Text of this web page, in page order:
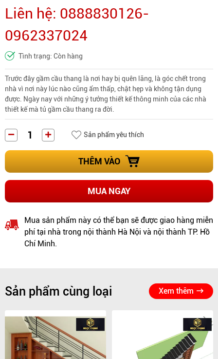
Liên hệ: 0888830126-
0962337024
Tình trạng: Còn hàng
Trước đây gầm cầu thang là nơi hay bị quên lãng, là góc chết trong
nhà vì nơi này lúc nào cũng ẩm thấp, chật hẹp và không tận dụng
được. Ngày nay với những ý tưởng thiết kế thông minh của các nhà
thiết kế mà tủ gầm cầu thang ra đời.
Sản phẩm yêu thích
THÊM VÀO
MUA NGAY
Mua sản phẩm này có thể bạn sẽ được giao hàng miễn
phí tại nhà trong nội thành Hà Nội và nội thành TP. Hồ
Chí Minh.
Sản phẩm cùng loại Xem thêm